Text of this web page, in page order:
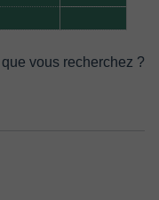
vous recherchez ?